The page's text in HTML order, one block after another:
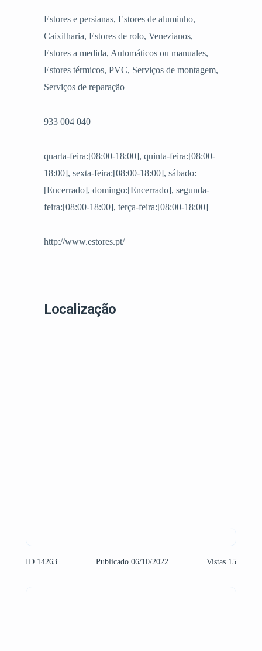
Estores e persianas, Estores de aluminho,
Caixilharia, Estores de rolo, Venezianos,
Estores a medida, Automáticos ou manuales,
Estores térmicos, PVC, Serviços de montagem,
Serviços de reparação
933 004 040
quarta-feira:[08:00-18:00], quinta-feira:[08:00-
18:00], sexta-feira:[08:00-18:00], sábado:
[Encerrado], domingo:[Encerrado], segunda-
feira:[08:00-18:00], terça-feira:[08:00-18:00]
http://www.estores.pt/
Localização
ID 14263 Publicado 06/10/2022 Vistas 15